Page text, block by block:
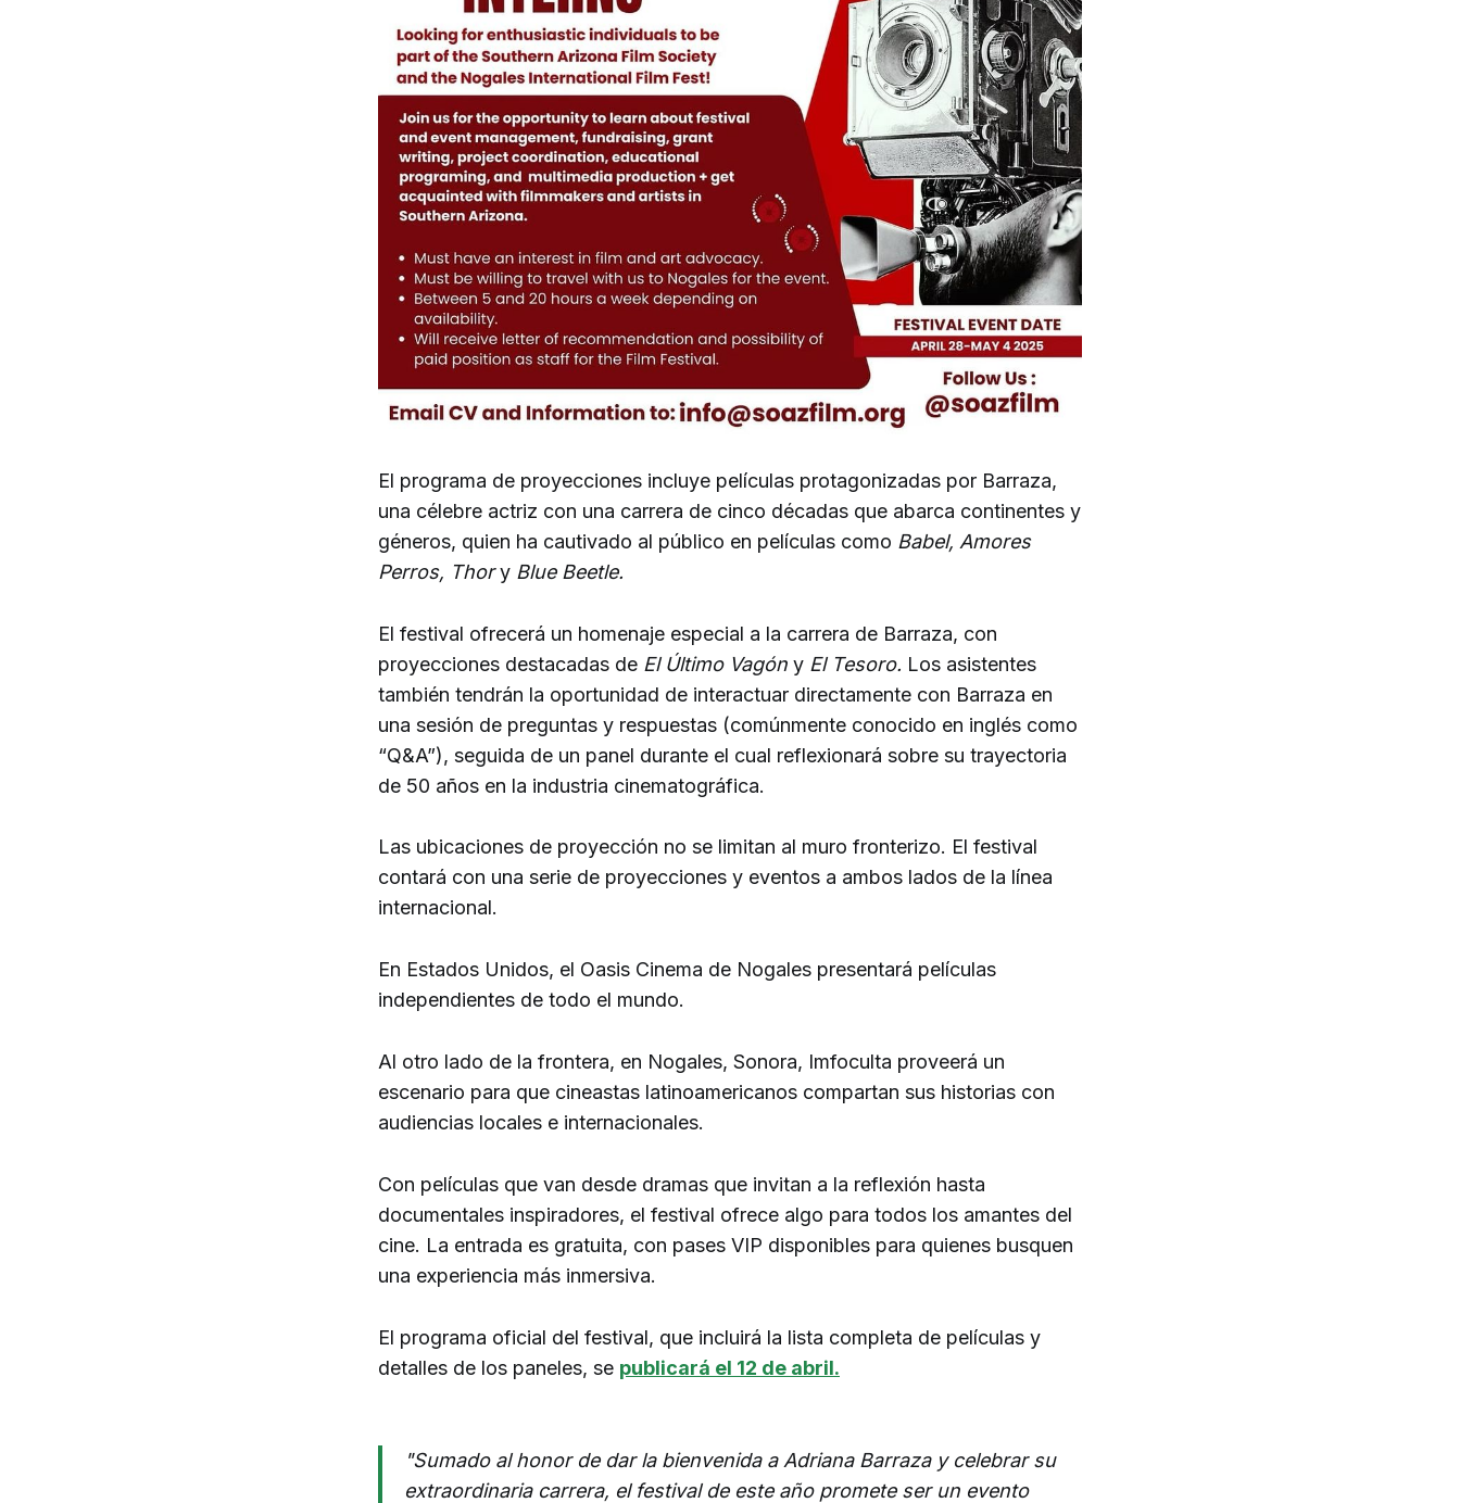
El programa de proyecciones incluye películas protagonizadas por Barraza,
una célebre actriz con una carrera de cinco décadas que abarca continentes y
géneros, quien ha cautivado al público en películas como Babel, Amores
Perros, Thory Blue Beetle.
El festival ofrecerá un homenaje especial a la carrera de Barraza, con
proyecciones destacadas de El Último Vagón y El Tesoro. Los asistentes
también tendrán la oportunidad de interactuar directamente con Barraza en
una sesión de preguntas y respuestas (comúnmente conocido en inglés como
“Q&A”), seguida de un panel durante el cual reflexionará sobre su trayectoria
de 50 años en la industria cinematográfica.
Las ubicaciones de proyección no se limitan al muro fronterizo. El festival
contará con una serie de proyecciones y eventos a ambos lados de la línea
internacional.
En Estados Unidos, el Oasis Cinema de Nogales presentará películas
independientes de todo el mundo.
Al otro lado de la frontera, en Nogales, Sonora, Imfoculta proveerá un
escenario para que cineastas latinoamericanos compartan sus historias con
audiencias locales e internacionales.
Con películas que van desde dramas que invitan a la reflexión hasta
documentales inspiradores, el festival ofrece algo para todos los amantes del
cine. La entrada es gratuita, con pases VIP disponibles para quienes busquen
una experiencia más inmersiva.
El programa oficial del festival, que incluirá la lista completa de películas y
detalles de los paneles, se publicará el 12 de abril.
"Sumado al honor de dar la bienvenida a Adriana Barraza y celebrar su
extraordinaria carrera, el festival de este año promete ser un evento